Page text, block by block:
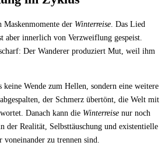
Maskenmomente der Winterreise. Das Lied
innerlich von Verzweiflung gespeist.
Der Wanderer produziert Mut, weil ihm
keine Wende zum Hellen, sondern eine weitere
der Schmerz übertönt, die Welt mit
Danach kann die Winterreise nur noch
der Realität, Selbsttäuschung und existentielle
voneinander zu trennen sind.